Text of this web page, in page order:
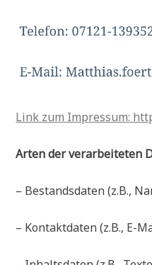
Link zum Impressum:
Arten der verarbeiteten
– Bestandsdaten (z.B.,
– Kontaktdaten (z.B., E-